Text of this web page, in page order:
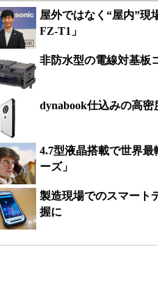
屋外ではなく“屋内”現
FZ-T1」
非防水型の電線対基板
dynabook仕込みの高
4.7型液晶搭載で世界
ーズ」
製造現場でのスマー
握に